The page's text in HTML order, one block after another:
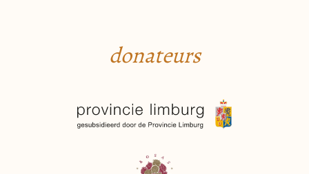
donateurs